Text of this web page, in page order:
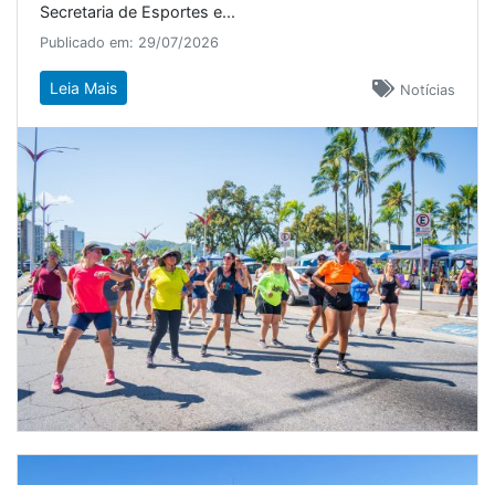
Secretaria de Esportes e...
Publicado em: 29/07/2026
Notícias
Leia Mais